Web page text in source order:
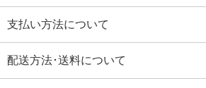
支払い方法について
配送方法･送料について